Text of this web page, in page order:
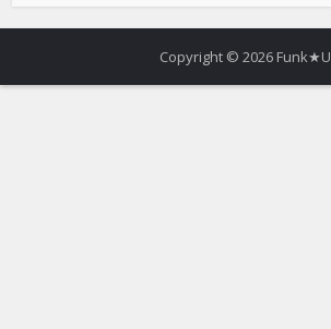
Copyright © 2026 Funk★U